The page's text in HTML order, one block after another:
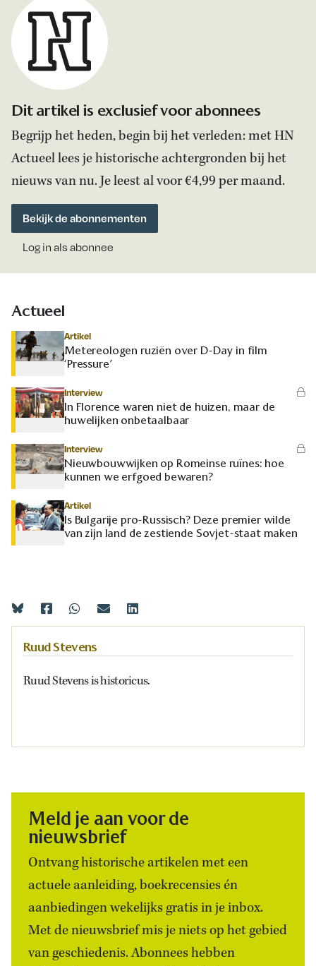
Dit artikel is exclusief voor abonnees
Begrijp het heden, begin bij het verleden: met HN
Actueel lees je historische achtergronden bij het
nieuws van nu. Je leest al voor €4,99 per maand.
Bekijk de abonnementen
Log in als abonnee
Actueel
Artikel
Metereologen ruziën over D-Day in film
‘Pressure’
Interview
In Florence waren niet de huizen, maar de
huwelijken onbetaalbaar
Interview
Nieuwbouwwijken op Romeinse ruïnes: hoe
kunnen we erfgoed bewaren?
Artikel
Is Bulgarije pro-Russisch? Deze premier wilde
van zijn land de zestiende Sovjet-staat maken
Ruud Stevens
Ruud Stevens is historicus.
Meld je aan voor de
nieuwsbrief
Ontvang historische artikelen met een
actuele aanleiding, boekrecensies én
aanbiedingen wekelijks gratis in je inbox.
Met de nieuwsbrief mis je niets op het gebied
van geschiedenis. Abonnees hebben